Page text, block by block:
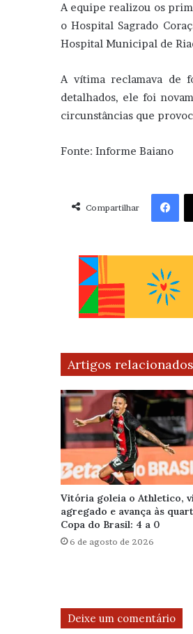
A equipe realizou os
o Hospital Sagrado
Hospital Municipal de
A vítima reclamava de
detalhados, ele foi
circunstâncias que
Fonte: Informe Baiano
Compartilhar
Facebook
Artigos relacionados
Vitória goleia o Athletico,
agregado e avança às
Copa do Brasil: 4 a 0
6 de agosto de 2026
Deixe um comentário